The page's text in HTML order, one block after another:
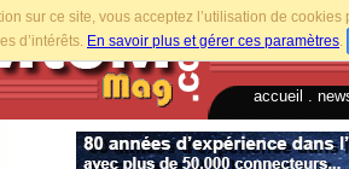
sur ce site, vous acceptez l’utilisation de
d’intérêts. En savoir plus et gérer ces paramètres.
accueil